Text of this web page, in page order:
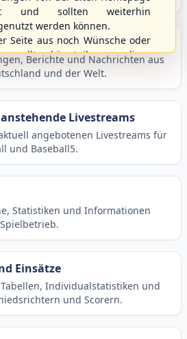
Berichte und Nachrichten aus
und der Welt.
Livestreams
angebotenen Livestreams für
und Baseball5.
Statistiken und Informationen
Einsätze
Individualstatistiken und
und Scorern.
und sollten weiterhin
werden können.
Seite aus noch Wünsche oder
sollte, könnt ihr uns diese
info@shbvnet.de